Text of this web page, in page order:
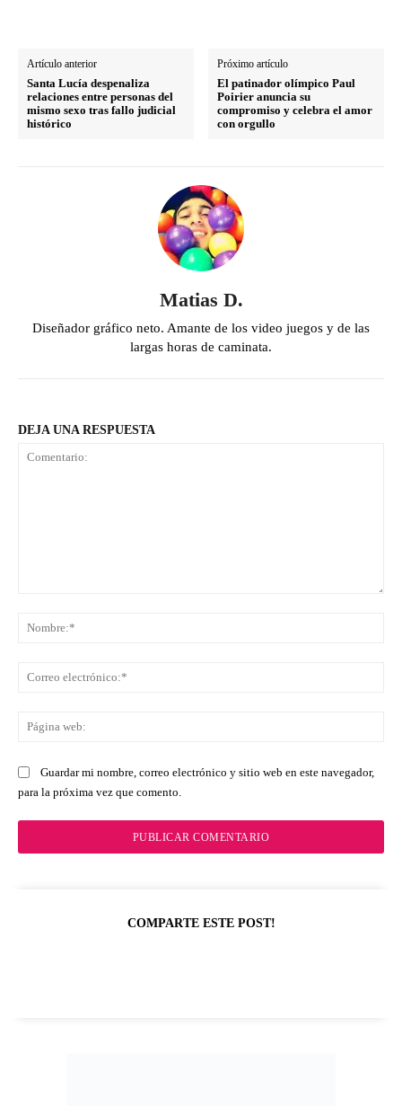
Artículo anterior
Santa Lucía despenaliza
relaciones entre personas del
mismo sexo tras fallo judicial
histórico
Próximo artículo
El patinador olímpico Paul
Poirier anuncia su
compromiso y celebra el amor
con orgullo
Matias D.
Diseñador gráfico neto. Amante de los video juegos y de las
largas horas de caminata.
DEJA UNA RESPUESTA
Guardar mi nombre, correo electrónico y sitio web en este navegador,
para la próxima vez que comento.
COMPARTE ESTE POST!